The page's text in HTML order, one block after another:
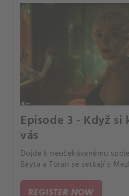
Episode 3 - Když
vás
Dojde k neočekávanému
Bayta a Toran se setkají s
REGISTER NOW